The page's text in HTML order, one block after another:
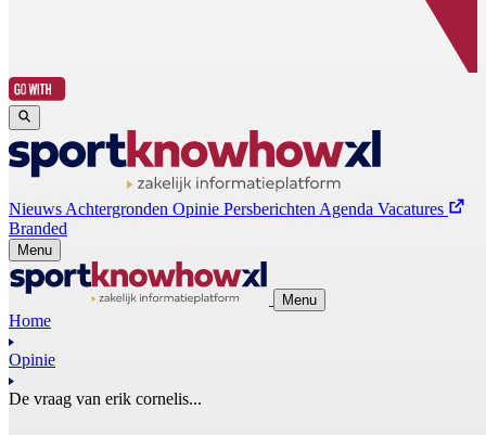
Nieuws Achtergronden Opinie Persberichten Agenda Vacatures
Branded
Menu
Menu
Home
Opinie
De vraag van erik cornelis...